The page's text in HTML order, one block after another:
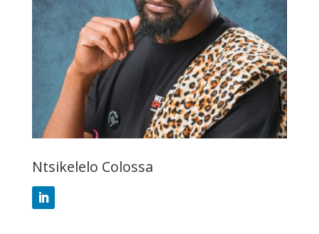
Ntsikelelo Colossa